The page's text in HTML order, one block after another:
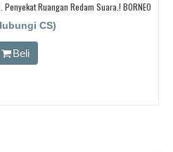
Ruangan Redam Suara.! BORNEO
PABRIK BORNEO PARTISI PINTU LIPAT,
CS)
Beli